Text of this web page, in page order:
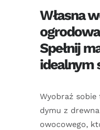
Własna
Spełnij
idealnym
Wyobraź
dymu z
owocowego,